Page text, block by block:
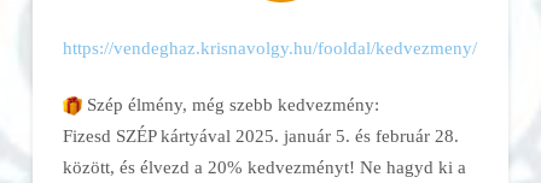
https://vendeghaz.krisnavolgy.hu/fooldal/kedvezmeny/
Szép élmény, még szebb kedvezmény:
Fizesd SZÉP kártyával 2025. január 5. és február 28.
között, és élvezd a 20% kedvezményt! Ne hagyd ki a